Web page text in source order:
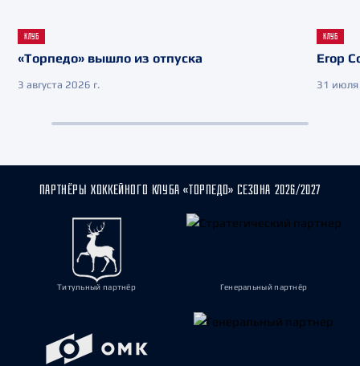
КЛУБ
«Торпедо» вышло из отпуска
3 августа 2026 г.
КЛУБ
Егор
31 июля
ПАРТНЁРЫ ХОККЕЙНОГО КЛУБА «ТОРПЕДО» СЕЗОНА 2026/2027
Титульный партнёр Генеральный партнёр